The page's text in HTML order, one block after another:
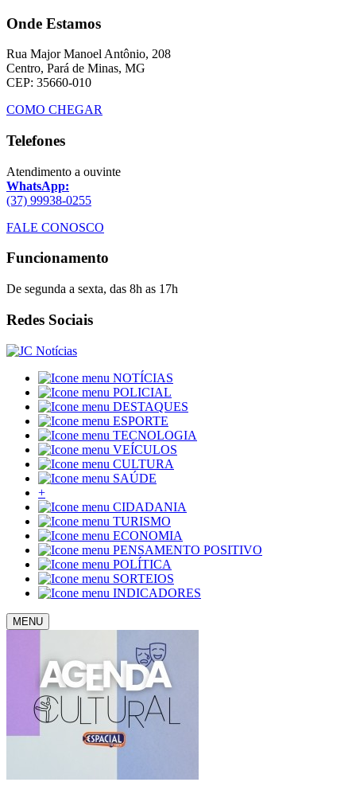
Onde Estamos
Rua Major Manoel Antônio, 208
Centro, Pará de Minas, MG
CEP: 35660-010
COMO CHEGAR
Telefones
Atendimento a ouvinte
WhatsApp:
(37) 99938-0255
FALE CONOSCO
Funcionamento
De segunda a sexta, das 8h as 17h
Redes Sociais
NOTÍCIAS
POLICIAL
DESTAQUES
ESPORTE
TECNOLOGIA
VEÍCULOS
CULTURA
SAÚDE
+
CIDADANIA
TURISMO
ECONOMIA
PENSAMENTO POSITIVO
POLÍTICA
SORTEIOS
INDICADORES
MENU